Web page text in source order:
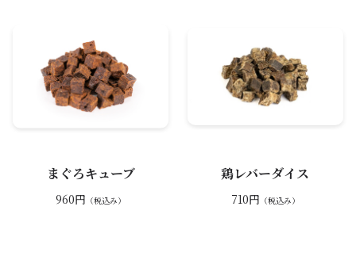
まぐろキューブ
960円 （税込み）
鶏レバーダイス
710円 （税込み）